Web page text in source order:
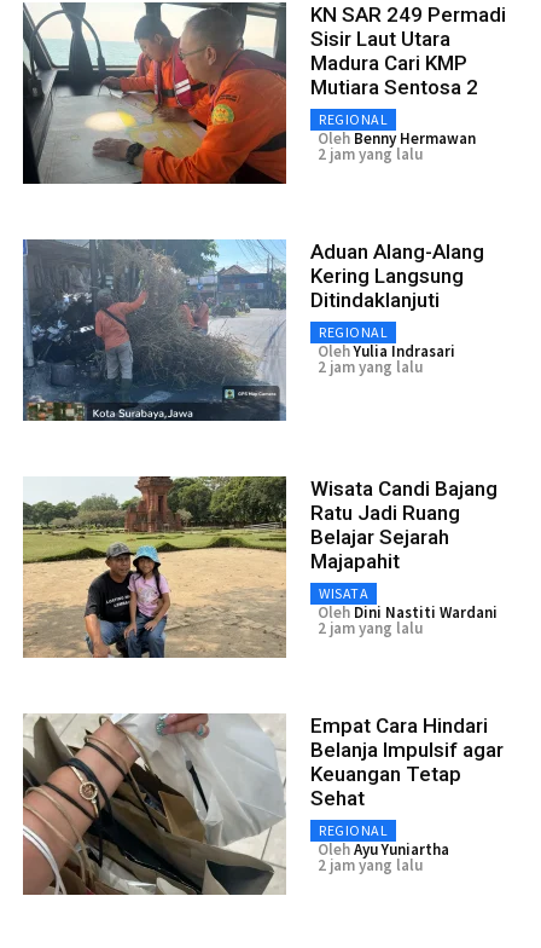
KN SAR 249 Permadi
Sisir Laut Utara
Madura Cari KMP
Mutiara Sentosa 2
REGIONAL
Oleh Benny Hermawan
2 jam yang lalu
Aduan Alang-Alang
Kering Langsung
Ditindaklanjuti
REGIONAL
OlehYulia Indrasari
2 jam yang lalu
Wisata Candi Bajang
Ratu Jadi Ruang
Belajar Sejarah
Majapahit
WISATA
Oleh Dini Nastiti Wardani
2 jam yang lalu
Empat Cara Hindari
Belanja Impulsif agar
Keuangan Tetap
Sehat
REGIONAL
OlehAyu Yuniartha
2 jam yang lalu